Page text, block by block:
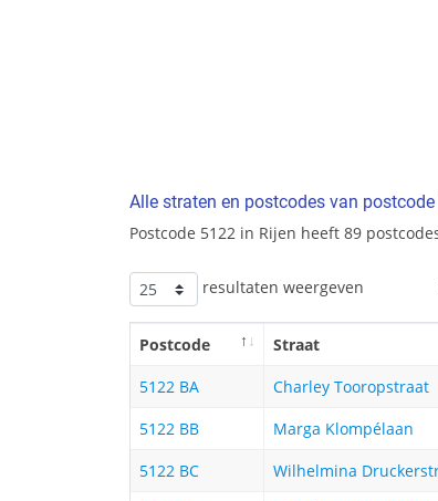
Alle straten en postcodes van
Postcode 5122 in Rijen heeft 89
resultaten weergeven
Postcode Straat
5122 BA
Charley Tooropstraat
5122 BB
Marga Klompélaan
5122 BC
Wilhelmina